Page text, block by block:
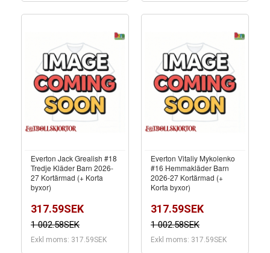
Everton Jack Grealish #18
Tredje Kläder Barn 2026-
27 Kortärmad (+ Korta
byxor)
317.59SEK
1 002.58SEK
Exkl moms: 317.59SEK
Everton Vitaliy Mykolenko
#16 Hemmakläder Barn
2026-27 Kortärmad (+
Korta byxor)
317.59SEK
1 002.58SEK
Exkl moms: 317.59SEK